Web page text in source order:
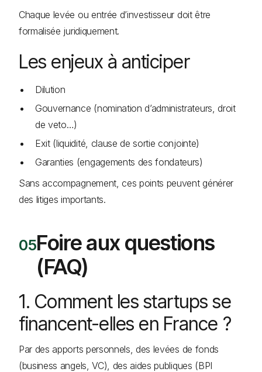
Chaque levée ou entrée d’investisseur doit être
formalisée juridiquement.
Les enjeux à anticiper
Dilution
Gouvernance (nomination d’administrateurs, droit
de veto…)
Exit (liquidité, clause de sortie conjointe)
Garanties (engagements des fondateurs)
Sans accompagnement, ces points peuvent générer
des litiges importants.
Foire aux questions
(FAQ)
1. Comment les startups se
financent-elles en France ?
Par des apports personnels, des levées de fonds
(business angels, VC), des aides publiques (BPI